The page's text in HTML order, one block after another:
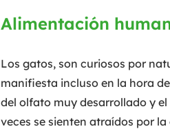
Alimentación
Los gatos, son curiosos por
manifiesta incluso en la hora
del olfato muy desarrollado y
veces se sienten atraídos por